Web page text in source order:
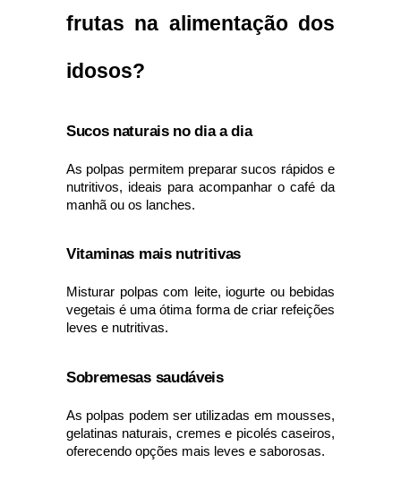
frutas na alimentação dos
idosos?
Sucos naturais no dia a dia
As polpas permitem preparar sucos rápidos e
nutritivos, ideais para acompanhar o café da
manhã ou os lanches.
Vitaminas mais nutritivas
Misturar polpas com leite, iogurte ou bebidas
vegetais é uma ótima forma de criar refeições
leves e nutritivas.
Sobremesas saudáveis
As polpas podem ser utilizadas em mousses,
gelatinas naturais, cremes e picolés caseiros,
oferecendo opções mais leves e saborosas.